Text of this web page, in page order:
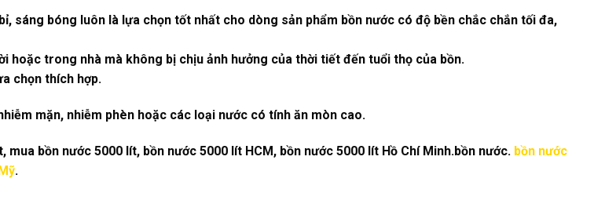
sáng bóng luôn là lựa chọn tốt nhất cho dòng sản phẩm bồn nước có độ bền chắc chắn tối đa,
hoặc trong nhà mà không bị chịu ảnh hưởng của thời tiết đến tuổi thọ của bồn.
chọn thích hợp.
mặn, nhiễm phèn hoặc các loại nước có tính ăn mòn cao.
bồn nước 5000 lít, bồn nước 5000 lít HCM, bồn nước 5000 lít Hồ Chí Minh.bồn nước. bồn nước
.